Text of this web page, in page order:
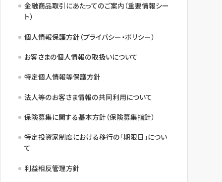
金融商品取引にあたってのご案内（重要情報シー
ト）
個人情報保護方針（プライバシー・ポリシー）
お客さまの個人情報の取扱いについて
特定個人情報等保護方針
法人等のお客さま情報の共同利用について
保険募集に関する基本方針（保険募集指針）
特定投資家制度における移行の「期限日」につい
て
利益相反管理方針